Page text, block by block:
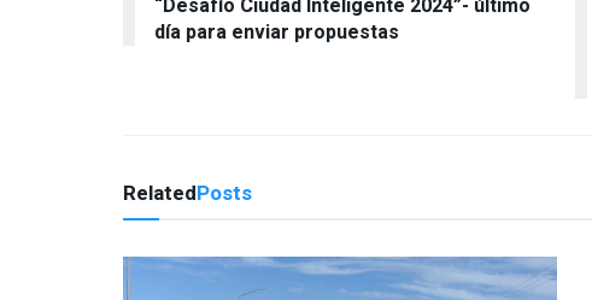
“Desafío Ciudad Inteligente 2024”- último
día para enviar propuestas
RelatedPosts